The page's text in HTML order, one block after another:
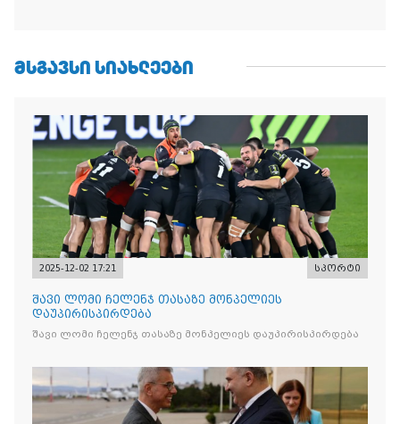
ᲛᲡᲒᲐᲕᲡᲘ ᲡᲘᲐᲮᲚᲔᲔᲑᲘ
2025-12-02 17:21 სპორტი
შავი ლომი ჩელენჯ თასაზე მონპელიეს
დაუპირისპირდება
შავი ლომი ჩელენჯ თასაზე მონპელიეს დაუპირისპირდება